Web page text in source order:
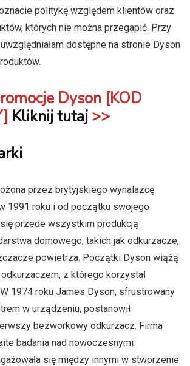
politykę względem klientów oraz
których nie można przegapić. Przy
dostępne na stronie Dyson
Dyson [KOD
Kliknij tutaj >>
przez brytyjskiego wynalazcę
1991 roku i od początku swojego
przede wszystkim produkcją
domowego, takich jak odkurzacze,
powietrza. Początki Dyson wiążą
z którego korzystał
1974 roku James Dyson, sfrustrowany
w urządzeniu, postanowił
bezworkowy odkurzacz. Firma
badania nad nowoczesnymi
się między innymi w stworzenie